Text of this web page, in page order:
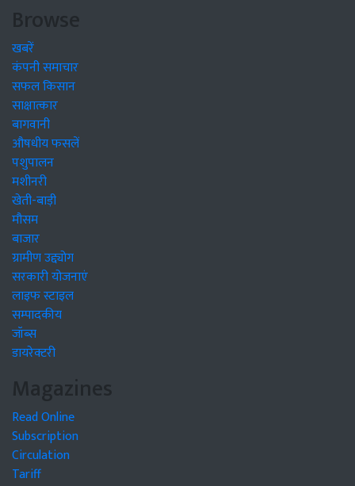
Browse
खबरें
कंपनी समाचार
सफल किसान
साक्षात्कार
बागवानी
औषधीय फसलें
पशुपालन
मशीनरी
खेती-बाड़ी
मौसम
बाजार
ग्रामीण उद्द्योग
सरकारी योजनाएं
लाइफ स्टाइल
सम्पादकीय
जॉब्स
डायरेक्टरी
Magazines
Read Online
Subscription
Circulation
Tariff